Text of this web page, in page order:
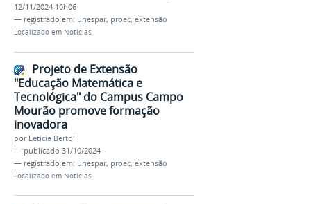
12/11/2024 10h06
— registrado em: unespar, proec, extensão
Localizado em Notícias
Projeto de Extensão
"Educação Matemática e
Tecnológica" do Campus Campo
Mourão promove formação
inovadora
por Leticia Bertoli
— publicado 31/10/2024
— registrado em: unespar, proec, extensão
Localizado em Notícias